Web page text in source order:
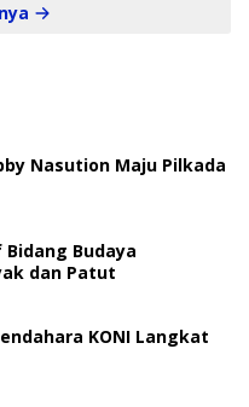
Nasution Maju Pilkada
Budaya
dan Patut
KONI Langkat